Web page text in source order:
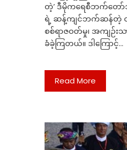
တဲ့’ ဒီမိုကရေစီဘက်တေ
ရဲ့ ဆန့်ကျင်ဘက်ဆန်တဲ့ တုန့်
စစ်ရာဇဝတ်မှု၊ အကျဉ်
ခံခဲ့ကြတယ်။ ဒါကြောင့်…
Read More